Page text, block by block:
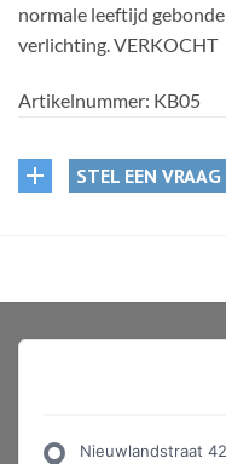
normale leeftijd
verlichting. VERKOCHT
Artikelnummer: KB05
STEL EEN
Nieuwlandstraat 42